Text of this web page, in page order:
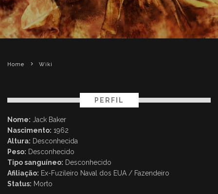
Home Wiki
PERFIL
Nome: Jack Baker
Nascimento: 1962
Altura: Desconhecida
Peso: Desconhecido
Tipo sanguíneo: Desconhecido
Afiliação: Ex-Fuzileiro Naval dos EUA / Fazendeiro
Status: Morto